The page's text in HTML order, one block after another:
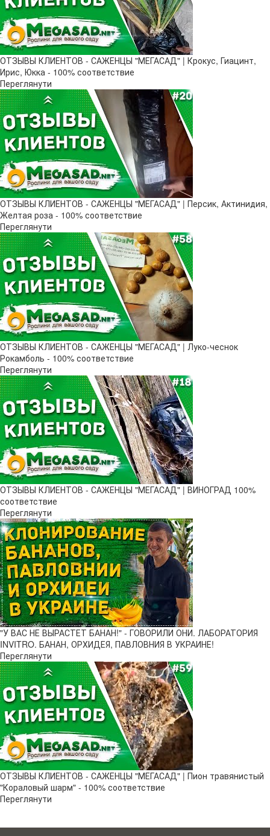
ОТЗЫВЫ КЛИЕНТОВ - САЖЕНЦЫ "МЕГАСАД" | Крокус, Гиацинт,
Ирис, Юкка - 100% соответствие
Переглянути
ОТЗЫВЫ КЛИЕНТОВ - САЖЕНЦЫ "МЕГАСАД" | Персик, Актинидия,
Желтая роза - 100% соответствие
Переглянути
ОТЗЫВЫ КЛИЕНТОВ - САЖЕНЦЫ "МЕГАСАД" | Луко-чеснок
Рокамболь - 100% соответствие
Переглянути
ОТЗЫВЫ КЛИЕНТОВ - САЖЕНЦЫ "МЕГАСАД" | ВИНОГРАД 100%
соответствие
Переглянути
"У ВАС НЕ ВЫРАСТЕТ БАНАН!" - ГОВОРИЛИ ОНИ. ЛАБОРАТОРИЯ
INVITRO. БАНАН, ОРХИДЕЯ, ПАВЛОВНИЯ В УКРАИНЕ!
Переглянути
ОТЗЫВЫ КЛИЕНТОВ - САЖЕНЦЫ "МЕГАСАД" | Пион травянистый
"Кораловый шарм" - 100% соответствие
Переглянути